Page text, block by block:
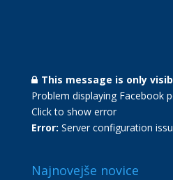
This message is only
Problem displaying Facebook
Click to show error
Error: Server configuration
Najnovejše novice